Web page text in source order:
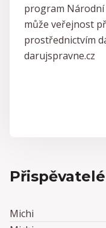
program
může veřejnost
prostřednictvím
darujspravne.cz
Přispěvatelé
Michi